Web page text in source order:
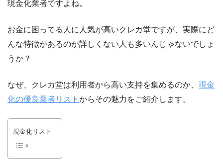
現金化業者ですよね。
お金に困ってる人に人気が高いクレカ堂ですが、実際にど
んな特徴があるのか詳しくない人も多いんじゃないでしょ
うか？
なぜ、クレカ堂は利用者から高い支持を集めるのか、 現金
化の優良業者リスト からその魅力をご紹介します。
現金化リスト